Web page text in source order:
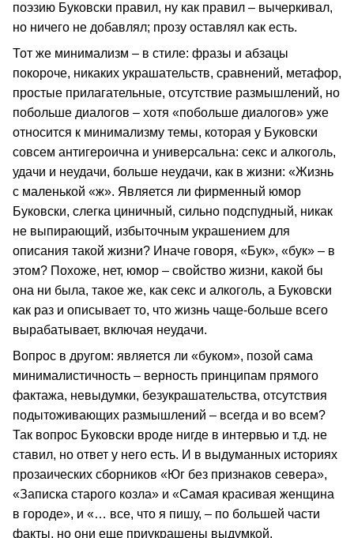
поэзию Буковски правил, ну как правил – вычеркивал,
но ничего не добавлял; прозу оставлял как есть.
Тот же минимализм – в стиле: фразы и абзацы
покороче, никаких украшательств, сравнений, метафор,
простые прилагательные, отсутствие размышлений, но
побольше диалогов – хотя «побольше диалогов» уже
относится к минимализму темы, которая у Буковски
совсем антигероична и универсальна: секс и алкоголь,
удачи и неудачи, больше неудачи, как в жизни: «Жизнь
с маленькой «ж». Является ли фирменный юмор
Буковски, слегка циничный, сильно подспудный, никак
не выпирающий, избыточным украшением для
описания такой жизни? Иначе говоря, «Бук», «бук» – в
этом? Похоже, нет, юмор – свойство жизни, какой бы
она ни была, такое же, как секс и алкоголь, а Буковски
как раз и описывает то, что жизнь чаще-больше всего
вырабатывает, включая неудачи.
Вопрос в другом: является ли «буком», позой сама
минималистичность – верность принципам прямого
фактажа, невыдумки, безукрашательства, отсутствия
подытоживающих размышлений – всегда и во всем?
Так вопрос Буковски вроде нигде в интервью и т.д. не
ставил, но ответ у него есть. И в выдуманных историях
прозаических сборников «Юг без признаков севера»,
«Записка старого козла» и «Самая красивая женщина
в городе», и «… все, что я пишу, – по большей части
факты, но они еще приукрашены выдумкой,